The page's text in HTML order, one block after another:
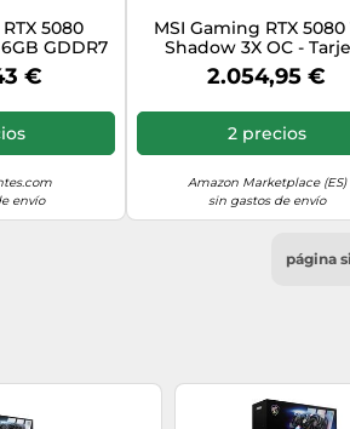
5080
GDDR7
Blanca
€
envío
MSI Gaming RTX 5080
Shadow 3X OC -
gráfica (16 GB GDDR7,
bits, Extreme Clock TBD
2.1b, Arquitectura
Blackwell)
2.054,95 €
2 precios
Amazon Marketplace (ES)
sin gastos de envío
página